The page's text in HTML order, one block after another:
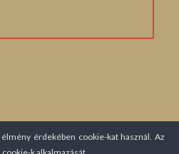
érdekében cookie-kat használ. Az